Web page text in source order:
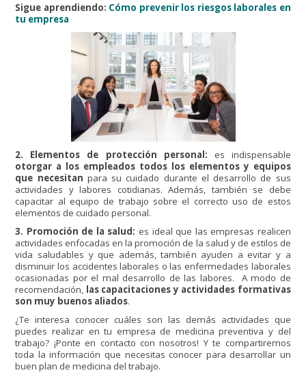
Sigue aprendiendo: Cómo prevenir los riesgos laborales en
tu empresa
2. Elementos de protección personal: es indispensable
otorgar a los empleados todos los elementos y equipos
que necesitan para su cuidado durante el desarrollo de sus
actividades y labores cotidianas. Además, también se debe
capacitar al equipo de trabajo sobre el correcto uso de estos
elementos de cuidado personal.
3. Promoción de la salud: es ideal que las empresas realicen
actividades enfocadas en la promoción de la salud y de estilos de
vida saludables y que además, también ayuden a evitar y a
disminuir los accidentes laborales o las enfermedades laborales
ocasionadas por el mal desarrollo de las labores. A modo de
recomendación, las capacitaciones y actividades formativas
son muy buenos aliados.
¿Te interesa conocer cuáles son las demás actividades que
puedes realizar en tu empresa de medicina preventiva y del
trabajo? ¡Ponte en contacto con nosotros! Y te compartiremos
toda la información que necesitas conocer para desarrollar un
buen plan de medicina del trabajo.